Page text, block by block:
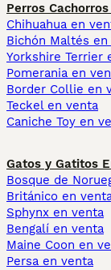
Perros
Chihuahua en
Bichón Maltés
Yorkshire Terrier
Pomerania en
Border Collie en
Teckel en venta
Caniche Toy en
Gatos y Gatitos
Bosque de
Británico en
Sphynx en venta
Bengalí en venta
Maine Coon en
Persa en venta